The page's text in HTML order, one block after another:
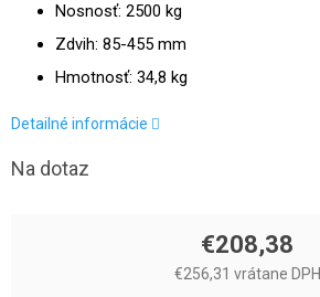
Nosnosť: 2500 kg
Zdvih: 85-455 mm
Hmotnosť: 34,8 kg
Detailné informácie
Na dotaz
€208,38
€256,31 vrátane DPH